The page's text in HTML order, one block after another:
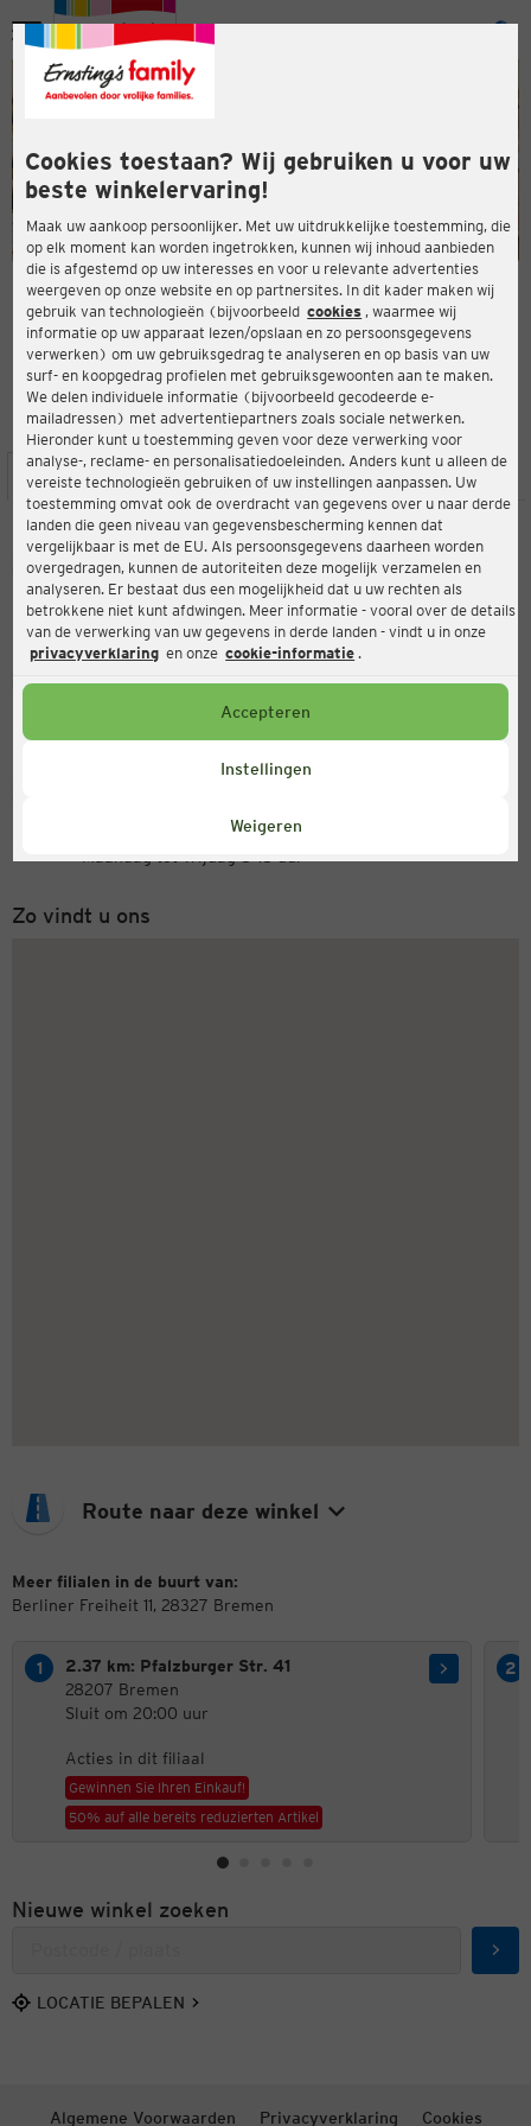
Cookies toestaan? Wij gebruiken u voor uw
beste winkelervaring!
Maak uw aankoop persoonlijker. Met uw uitdrukkelijke toestemming, die
op elk moment kan worden ingetrokken, kunnen wij inhoud aanbieden
die is afgestemd op uw interesses en voor u relevante advertenties
weergeven op onze website en op partnersites. In dit kader maken wij
gebruik van technologieën (bijvoorbeeld cookies , waarmee wij
informatie op uw apparaat lezen/opslaan en zo persoonsgegevens
verwerken) om uw gebruiksgedrag te analyseren en op basis van uw
surf- en koopgedrag profielen met gebruiksgewoonten aan te maken.
We delen individuele informatie (bijvoorbeeld gecodeerde e-
mailadressen) met advertentiepartners zoals sociale netwerken.
Hieronder kunt u toestemming geven voor deze verwerking voor
analyse-, reclame- en personalisatiedoeleinden. Anders kunt u alleen de
vereiste technologieën gebruiken of uw instellingen aanpassen. Uw
toestemming omvat ook de overdracht van gegevens over u naar derde
landen die geen niveau van gegevensbescherming kennen dat
vergelijkbaar is met de EU. Als persoonsgegevens daarheen worden
overgedragen, kunnen de autoriteiten deze mogelijk verzamelen en
analyseren. Er bestaat dus een mogelijkheid dat u uw rechten als
betrokkene niet kunt afdwingen. Meer informatie - vooral over de details
van de verwerking van uw gegevens in derde landen - vindt u in onze
privacyverklaring en onze cookie-informatie .
Accepteren
Instellingen
Weigeren
Menu
ERNSTING'S FAMILY-WINKEL
Berliner Freiheit 11
28327 Bremen
3,4
Beoordeling:
LOCATIE SERVICES ASSORTIMENT ACTIES
Ernsting's family
Berliner Freiheit 11, 28327 Bremen
Open
Openingstijden vandaag:
+31 (0) 543 20 50 15
Zo vindt u ons
Route naar deze winkel
Meer filialen in de buurt van:
Berliner Freiheit 11, 28327 Bremen
2.37 km: Pfalzburger Str. 41
28207 Bremen
Sluit om 20:00 uur
Acties in dit filiaal
Gewinnen Sie Ihren Einkauf!
50% auf alle bereits reduzierten Artikel
Nieuwe winkel zoeken
LOCATIE BEPALEN
Algemene Voorwaarden Privacyverklaring Cookies